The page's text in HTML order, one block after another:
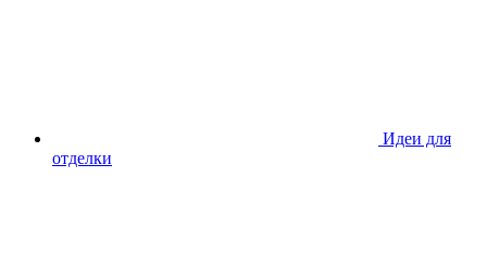
Идеи для
отделки